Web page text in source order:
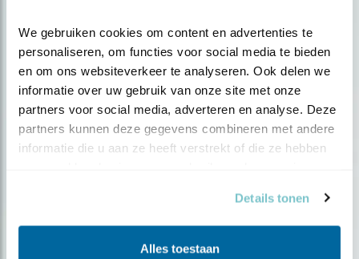
We gebruiken cookies om content en advertenties te
personaliseren, om functies voor social media te bieden
en om ons websiteverkeer te analyseren. Ook delen we
informatie over uw gebruik van onze site met onze
partners voor social media, adverteren en analyse. Deze
partners kunnen deze gegevens combineren met andere
informatie die u aan ze heeft verstrekt of die ze hebben
Details tonen
Alles toestaan